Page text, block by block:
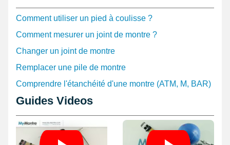
Comment utiliser un pied à coulisse ?
Comment mesurer un joint de montre ?
Changer un joint de montre
Remplacer une pile de montre
Comprendre l'étanchéité d'une montre (ATM, M, BAR)
Guides Videos